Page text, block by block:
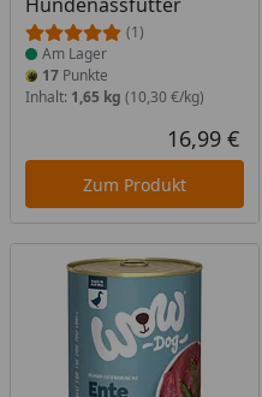
(1)
Am Lager
17 Punkte
Inhalt: 1,65 kg (10,30 €/kg)
16,99 €
Zum Produkt